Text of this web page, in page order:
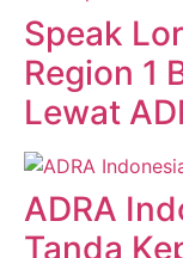
Speak
Region 1
Lewat
ADRA
Tanda